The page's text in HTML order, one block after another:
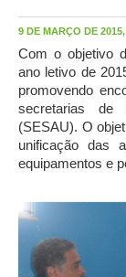
9 DE MARÇO DE
Com o objetivo
ano letivo de
promovendo
secretarias de
(SESAU). O
unificação das
equipamentos e